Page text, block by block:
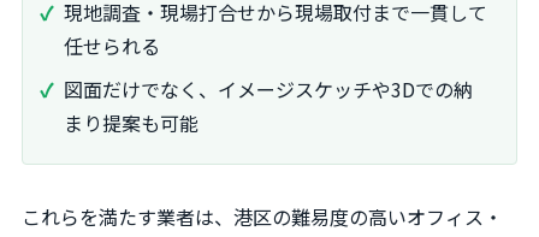
現地調査・現場打合せから現場取付まで一貫して
任せられる
図面だけでなく、イメージスケッチや3Dでの納
まり提案も可能
これらを満たす業者は、港区の難易度の高いオフィス・